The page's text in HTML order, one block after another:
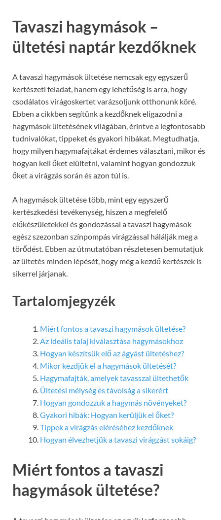
Tavaszi hagymások –
ültetési naptár kezdőknek
A tavaszi hagymások ültetése nemcsak egy egyszerű
kertészeti feladat, hanem egy lehetőség is arra, hogy
csodálatos virágoskertet varázsoljunk otthonunk köré.
Ebben a cikkben segítünk a kezdőknek eligazodni a
hagymások ültetésének világában, érintve a legfontosabb
tudnivalókat, tippeket és gyakori hibákat. Megtudhatja,
hogy milyen hagymafajtákat érdemes választani, mikor és
hogyan kell őket elültetni, valamint hogyan gondozzuk
őket a virágzás során és azon túl is.
A hagymások ültetése több, mint egy egyszerű
kertészkedési tevékenység, hiszen a megfelelő
előkészületekkel és gondozással a tavaszi hagymások
egész szezonban színpompás virágzással hálálják meg a
törődést. Ebben az útmutatóban részletesen bemutatjuk
az ültetés minden lépését, hogy még a kezdő kertészek is
sikerrel járjanak.
Tartalomjegyzék
Miért fontos a tavaszi hagymások ültetése?
Az ideális talaj kiválasztása hagymásokhoz
Hogyan készítsük elő az ágyást ültetéshez?
Mikor kezdjük el a hagymások ültetését?
Hagymafajták, amelyek tavasszal ültethetők
Ültetési mélység és távolság a sikerért
Hogyan gondozzuk a hagymás növényeket?
Gyakori hibák: Hogyan kerüljük el őket?
Tippek a virágzás eléréséhez kezdőknek
Hogyan élvezhetjük a tavaszi virágzást sokáig?
Miért fontos a tavaszi
hagymások ültetése?